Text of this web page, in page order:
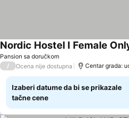
Pansion sa doručkom
Nordic Hostel I Female
/ Ocena nije dostupna Centar grada:
Izaberi datume da bi se prikazale
tačne cene